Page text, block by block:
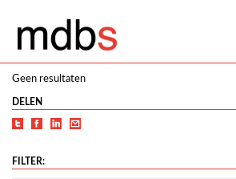
Geen resultaten
DELEN
FILTER: